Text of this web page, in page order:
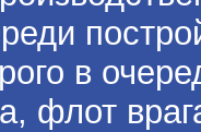
в
флот